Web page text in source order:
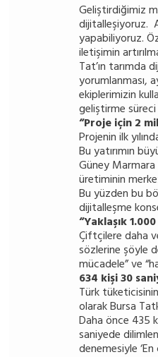
Geliştirdiğimiz
dijitalleşiyoruz.
yapabiliyoruz.
iletişimin
Tat’ın tarımda
yorumlanması,
ekiplerimizin
geliştirme süreci
“Proje için 2
Projenin ilk
Bu yatırımın
Güney Marmara
üretiminin
Bu yüzden bu
dijitalleşme
“Yaklaşık
Çiftçilere daha
sözlerine şöyle
mücadele” ve
634 kişi 30
Türk
olarak Bursa
Daha önce 435
saniyede
denemesiyle